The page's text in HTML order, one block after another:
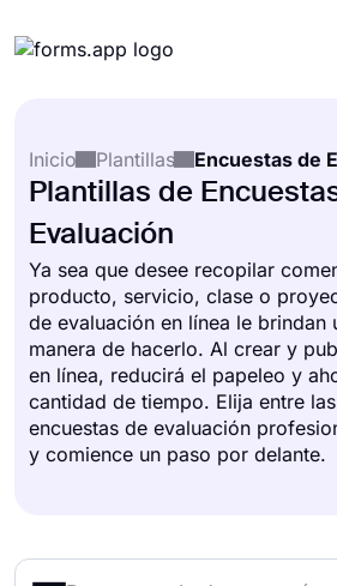
Integraciones
Precios
Inicio
Plantillas Encuestas de
Plantillas de
Evaluación
Ya sea que desee recopilar
producto, servicio, clase o
de evaluación en línea le brindan
manera de hacerlo. Al crear y
en línea, reducirá el papeleo y
cantidad de tiempo. Elija entre
encuestas de evaluación
y comience un paso por delante.